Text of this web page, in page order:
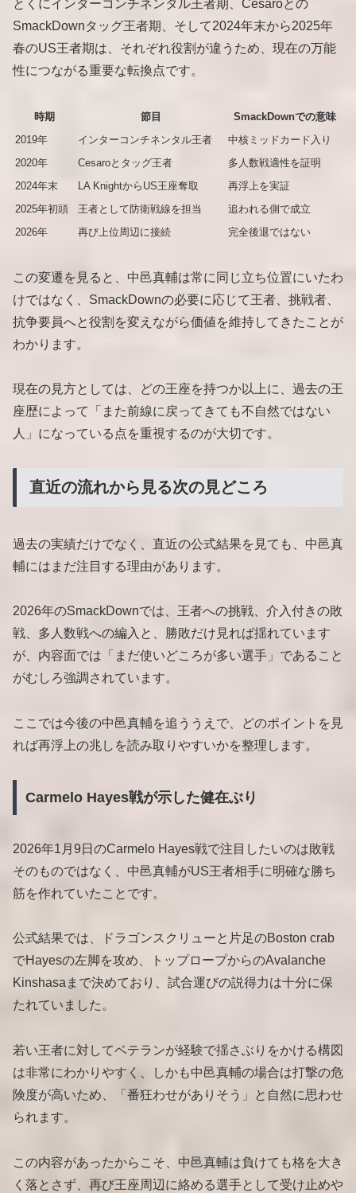
とくにインターコンチネンタル王者期、Cesaroとの
SmackDownタッグ王者期、そして2024年末から2025年
春のUS王者期は、それぞれ役割が違うため、現在の万能
性につながる重要な転換点です。
時期 節目
SmackDownでの意味
2019年
インターコンチネンタル王者
中核ミッドカード入り
2020年
Cesaroとタッグ王者
多人数戦適性を証明
2024年末
LA KnightからUS王座奪取
再浮上を実証
2025年初頭
王者として防衛戦線を担当
追われる側で成立
2026年
再び上位周辺に接続 完全後退ではない
この変遷を見ると、中邑真輔は常に同じ立ち位置にいたわ
けではなく、SmackDownの必要に応じて王者、挑戦者、
抗争要員へと役割を変えながら価値を維持してきたことが
わかります。
現在の見方としては、どの王座を持つか以上に、過去の王
座歴によって「また前線に戻ってきても不自然ではない
人」になっている点を重視するのが大切です。
直近の流れから見る次の見どころ
過去の実績だけでなく、直近の公式結果を見ても、中邑真
輔にはまだ注目する理由があります。
2026年のSmackDownでは、王者への挑戦、介入付きの敗
戦、多人数戦への編入と、勝敗だけ見れば揺れています
が、内容面では「まだ使いどころが多い選手」であること
がむしろ強調されています。
ここでは今後の中邑真輔を追ううえで、どのポイントを見
れば再浮上の兆しを読み取りやすいかを整理します。
Carmelo Hayes戦が示した健在ぶり
2026年1月9日のCarmelo Hayes戦で注目したいのは敗戦
そのものではなく、中邑真輔がUS王者相手に明確な勝ち
筋を作れていたことです。
公式結果では、ドラゴンスクリューと片足のBoston crab
でHayesの左脚を攻め、トップロープからのAvalanche
Kinshasaまで決めており、試合運びの説得力は十分に保
たれていました。
若い王者に対してベテランが経験で揺さぶりをかける構図
は非常にわかりやすく、しかも中邑真輔の場合は打撃の危
険度が高いため、「番狂わせがありそう」と自然に思わせ
られます。
この内容があったからこそ、中邑真輔は負けても格を大き
く落とさず、再び王座周辺に絡める選手として受け止めや